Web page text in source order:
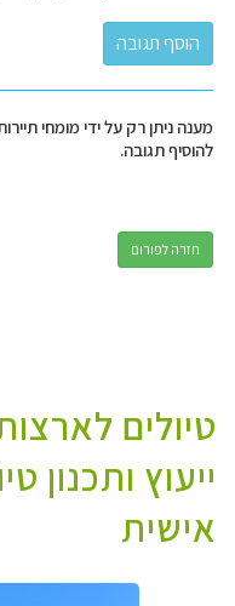
מענה ניתן רק על ידי מומחי
להוסיף תגובה.
חזרה לפורום
טיולים
ייעוץ ותכנון
אישית